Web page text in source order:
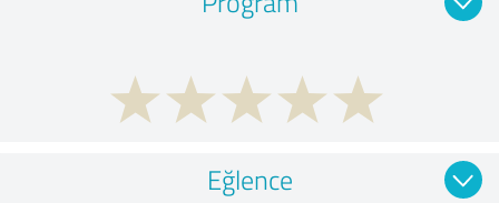
Eğlence